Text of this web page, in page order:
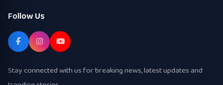
Follow Us
Stay connected with us for breaking news, latest updates and